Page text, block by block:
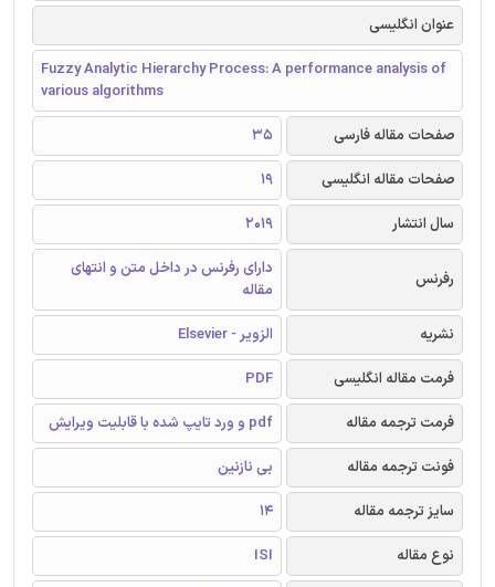
عنوان انگلیسی
Fuzzy Analytic Hierarchy Process: A performance analysis of
various algorithms
صفحات مقاله فارسی
35
صفحات مقاله انگلیسی
19
سال انتشار
2019
رفرنس
دارای رفرنس در داخل متن و انتهای
مقاله
نشریه
الزویر - Elsevier
فرمت مقاله انگلیسی
PDF
فرمت ترجمه مقاله
pdf و ورد تایپ شده با قابلیت ویرایش
فونت ترجمه مقاله
بی نازنین
سایز ترجمه مقاله
14
نوع مقاله
ISI